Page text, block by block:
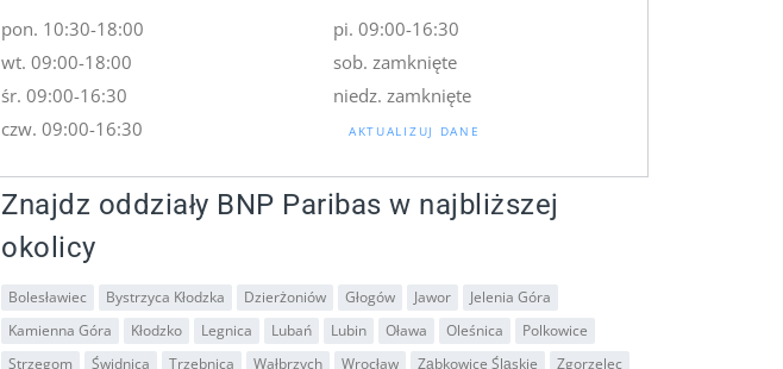
pon. 10:30-18:00
wt. 09:00-18:00
śr. 09:00-16:30
czw. 09:00-16:30
pi. 09:00-16:30
sob. zamknięte
niedz. zamknięte
AKTUALIZUJ DANE
Znajdz oddziały BNP Paribas w najbliższej
okolicy
Bolesławiec Bystrzyca Kłodzka Dzierżoniów Głogów Jawor
Jelenia Góra
Kamienna Góra
Kłodzko Legnica Lubań Lubin Oława Oleśnica
Polkowice
Strzegom
Świdnica Trzebnica Wałbrzych Wrocław Ząbkowice Śląskie Zgorzelec